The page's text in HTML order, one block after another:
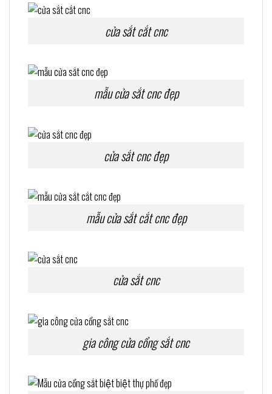
cửa sắt cắt cnc
mẫu cửa sắt cnc đẹp
cửa sắt cnc đẹp
mẫu cửa sắt cắt cnc đẹp
cửa sắt cnc
gia công cửa cổng sắt cnc